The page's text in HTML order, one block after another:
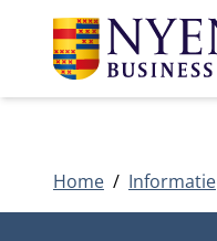
Home Informatie